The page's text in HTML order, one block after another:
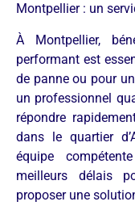
Montpellier : un
À Montpellier,
performant est
de panne ou pour
un professionnel
répondre
dans le quartier
équipe
meilleurs délais
proposer une